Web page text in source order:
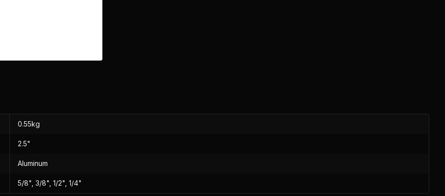
0.55kg
2.5"
Aluminum
5/8", 3/8", 1/2", 1/4"